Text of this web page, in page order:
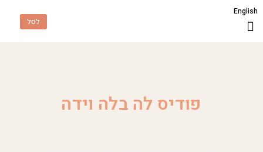
English
לסל
פודיס לה בלה וידה